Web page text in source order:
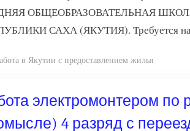
ОБЩЕОБРАЗОВАТЕЛЬНАЯ
САХА (ЯКУТИЯ). Требуется на
в Якутии с предоставлением жилья
электромонтером по
4 разряд с